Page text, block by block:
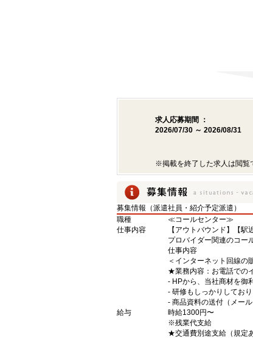
求人応募期間 ：
2026/07/30 ～ 2026/08/31
※掲載を終了した求人は閲覧
募集情報（派遣社員・紹介予定派遣）
職種
≪コールセンター≫
仕事内容
【アウトバウンド】【
プロバイダー関連のコー
仕事内容
＜インターネット回線の
★業務内容：お電話での
‐ HPから、当社商材を御
‐ 研修もしっかりしてお
‐ 商品資料の送付（メー
給与
時給1300円〜
※残業代支給
★交通費別途支給（規定あ